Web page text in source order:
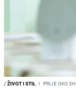
/ŽIVOT I STIL I PRIJE OKO 3H